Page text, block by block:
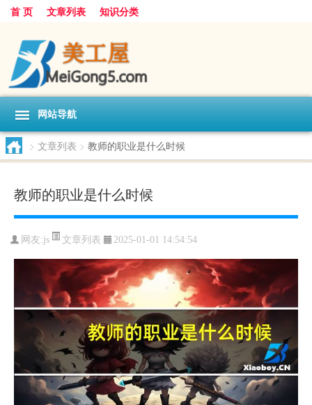
首 页 文章列表 知识分类
网站导航
> 文章列表 > 教师的职业是什么时候
教师的职业是什么时候
网友:js 文章列表 2025-01-01 14:54:54